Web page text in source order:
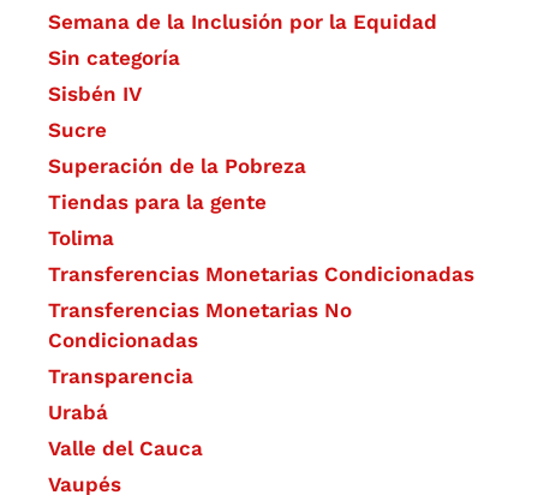
Semana de la Inclusión por la Equidad
Sin categoría
Sisbén IV
Sucre
Superación de la Pobreza
Tiendas para la gente
Tolima
Transferencias Monetarias Condicionadas
Transferencias Monetarias No
Condicionadas
Transparencia
Urabá
Valle del Cauca
Vaupés